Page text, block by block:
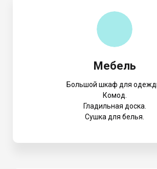
Мебель
Большой шкаф для
Комод.
Гладильная доска.
Сушка для белья.